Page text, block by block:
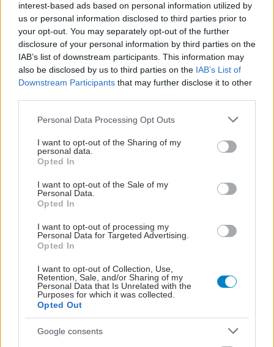
interest-based ads based on personal information utilized by
us or personal information disclosed to third parties prior to
your opt-out. You may separately opt-out of the further
disclosure of your personal information by third parties on the
IAB’s list of downstream participants. This information may
also be disclosed by us to third parties on the IAB’s List of
Downstream Participants that may further disclose it to other
Please note that this website/app uses one or more Google
not limited to your visit or usage behaviour. You may click to
grant or deny consent to Google and its third-party tags to
use your data for below specified purposes in below Google
consent section.
Personal Data Processing Opt Outs
I want to opt-out of the Sharing of my
personal data.
Opted In
I want to opt-out of the Sale of my
Personal Data.
Opted In
I want to opt-out of processing my
Personal Data for Targeted Advertising.
Opted In
I want to opt-out of Collection, Use,
Retention, Sale, and/or Sharing of my
Personal Data that Is Unrelated with the
Purposes for which it was collected.
Opted Out
Google consents